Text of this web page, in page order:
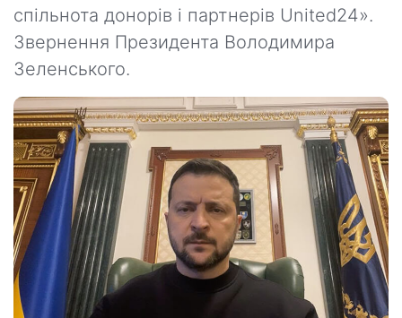
спільнота донорів і партнерів United24».
Звернення Президента Володимира
Зеленського.